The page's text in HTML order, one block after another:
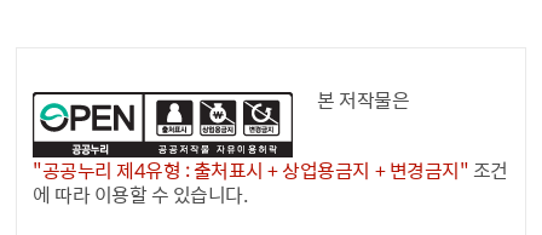
본 저작물은
"공공누리 제4유형 : 출처표시 + 상업용금지 + 변경금지"조건
에 따라 이용할 수 있습니다.